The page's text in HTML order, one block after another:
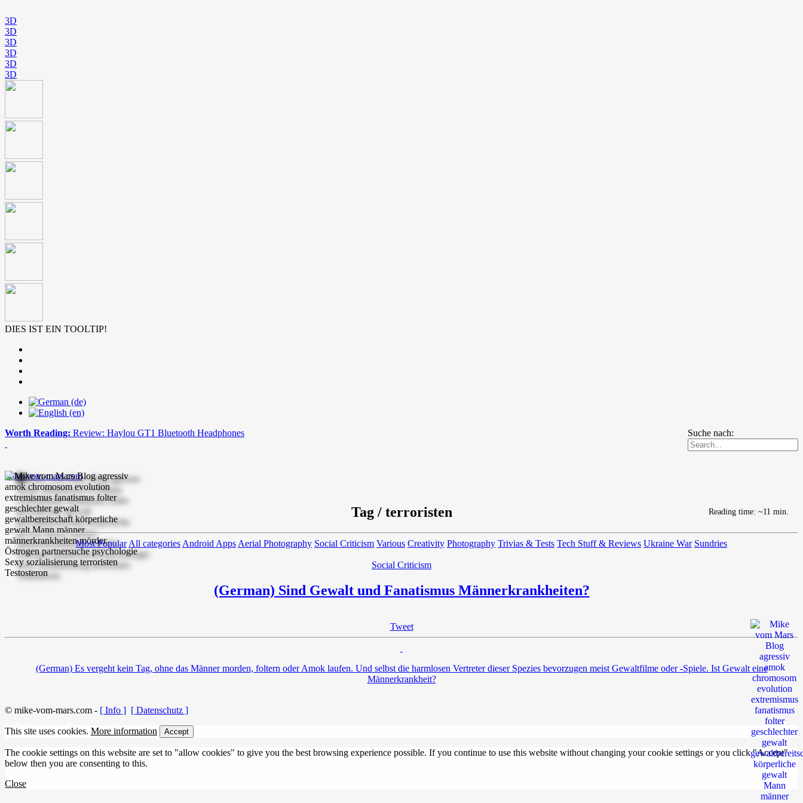
3D
3D
3D
3D
3D
3D
DIES IST EIN TOOLTIP!
Suche nach:
Worth Reading: Review: Haylou GT1 Bluetooth Headphones
mike-vom-mars.com
Tag / terroristen
Most Popular All categories Android Apps Aerial Photography Social Criticism Various Creativity Photography Trivias & Tests Tech Stuff & Reviews Ukraine War Sundries
Social Criticism
(German) Sind Gewalt und Fanatismus Männerkrankheiten?
Tweet
Reading time: ~11 min.
(German) Es vergeht kein Tag, ohne das Männer morden, foltern oder Amok laufen. Und selbst die harmlosen Vertreter dieser Spezies bevorzugen meist Gewaltfilme oder -Spiele. Ist Gewalt eine
Männerkrankheit?
© mike-vom-mars.com - [ Info ] [ Datenschutz ]
This site uses cookies. More information Accept
The cookie settings on this website are set to "allow cookies" to give you the best browsing experience possible. If you continue to use this website without changing your cookie settings or you click "Accept"
below then you are consenting to this.
Close